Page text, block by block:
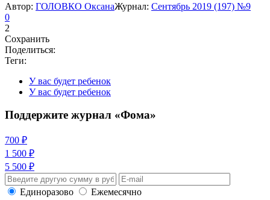
Автор: ГОЛОВКО ОксанаЖурнал: Сентябрь 2019 (197) №9
0
2
Сохранить
Поделиться:
Теги:
У вас будет ребенок
У вас будет ребенок
Поддержите журнал «Фома»
700 ₽
1 500 ₽
5 500 ₽
Единоразово Ежемесячно